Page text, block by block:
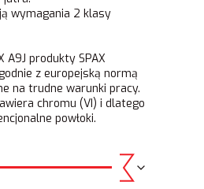
wymagania 2 klasy
A9J produkty SPAX
z europejską normą
na trudne warunki pracy.
chromu (VI) i dlatego
powłoki.